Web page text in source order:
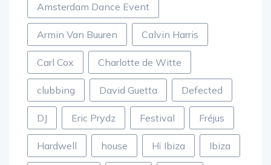
Amsterdam Dance Event
Armin Van Buuren Calvin Harris
Carl Cox Charlotte de Witte
clubbing David Guetta Defected
DJ Eric Prydz Festival Fréjus
Hardwell house Hï Ibiza Ibiza